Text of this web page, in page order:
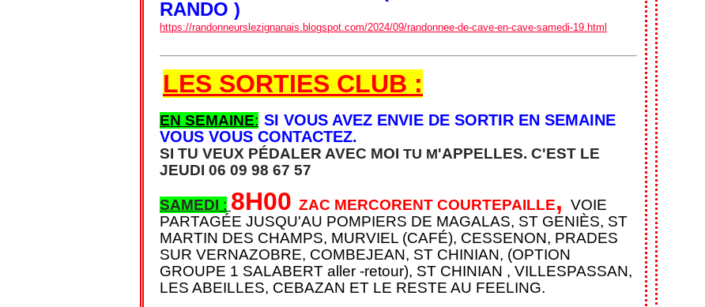
RANDO )
https://randonneurslezignanais.blogspot.com/2024/09/randonnee-de-cave-en-cave-samedi-19.html
LES SORTIES CLUB :
EN SEMAINE: SI VOUS AVEZ ENVIE DE SORTIR EN SEMAINE
VOUS VOUS CONTACTEZ.
SI TU VEUX PÉDALER AVEC MOI TU M'APPELLES. C'EST LE
JEUDI 06 09 98 67 57
SAMEDI : 8H00 ZAC MERCORENT COURTEPAILLE, VOIE
PARTAGÉE JUSQU'AU POMPIERS DE MAGALAS, ST GENIÈS, ST
MARTIN DES CHAMPS, MURVIEL (CAFÉ), CESSENON, PRADES
SUR VERNAZOBRE, COMBEJEAN, ST CHINIAN, (OPTION
GROUPE 1 SALABERT aller -retour), ST CHINIAN , VILLESPASSAN,
LES ABEILLES, CEBAZAN ET LE RESTE AU FEELING.